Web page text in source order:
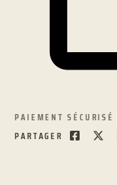
PAIEMENT SÉCURISÉ
PARTAGER